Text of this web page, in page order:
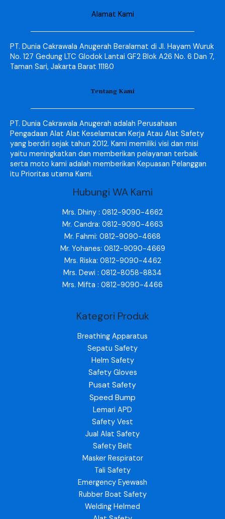
Alamat Kami
PT. Dunia Cakrawala Anugerah Beralamat di Jl. Hayam Wuruk
No. 127 Gedung LTC Glodok Lantai GF2 Blok A26 No. 6 Dan 7,
Taman Sari, Jakarta Barat 11180
Tentang Kami
PT. Dunia Cakrawala Anugerah adalah Perusahaan
Pengadaan Alat Alat Keselamatan Kerja Atau Alat Safety
yang berdiri sejak tahun 2012. Kami memiliki visi dan misi
yaitu meningkatkan dan memberikan pelayanan terbaik
serta moto kami adalah memberikan Kepuasan Pelanggan
itu Prioritas utama Kami.
Hubungi WA Kami
Mrs. Dhiny : 0812-9090-4662
Mr. Candra: 0812-9090-4663
Mr. Fahmi: 0812-9090-4668
Mr. Yohanes: 0812-9090-4669
Mrs. Riska: 0812-9090-4462
Mrs. Dewi : 0812-8058-8834
Mrs. Mifta : 0812-9090-4466
Kategori Produk
Breathing Apparatus
Sepatu Safety
Helm Safety
Safety Gloves
Pusat Safety
Speed Bump
Lemari APD
Safety Vest
Jual Alat Safety
Safety Belt
Masker Respirator
Tali Safety
Emergency Eyewash
Rubber Boat Safety
Welding Helmed